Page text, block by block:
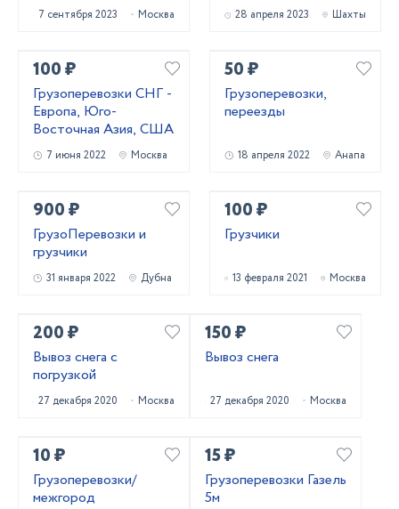
7 сентября 2023 Москва 28 апреля 2023 Шахты
100 ₽
Грузоперевозки СНГ -
Европа, Юго-
Восточная Азия, США
7 июня 2022 Москва
50 ₽
Грузоперевозки,
переезды
18 апреля 2022 Анапа
900 ₽
ГрузоПеревозки и
грузчики
31 января 2022 Дубна
100 ₽
Грузчики
13 февраля 2021 Москва
200 ₽
Вывоз снега с
погрузкой
27 декабря 2020 Москва
150 ₽
Вывоз снега
27 декабря 2020 Москва
10 ₽
Грузоперевозки/
межгород
15 ₽
Грузоперевозки Газель
5м